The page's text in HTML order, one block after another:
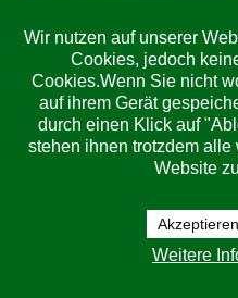
Wir nutzen auf unserer
Cookies, jedoch
Cookies.Wenn Sie nicht
auf ihrem Gerät
durch einen Klick auf
stehen ihnen trotzdem
Website
Akzeptieren
Weitere